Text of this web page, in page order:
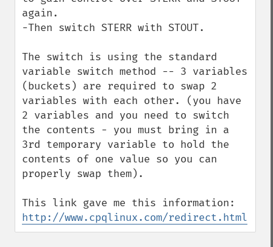
again.
-Then switch STERR with STOUT.
The switch is using the standard
variable switch method -- 3 variables
(buckets) are required to swap 2
variables with each other. (you have
2 variables and you need to switch
the contents - you must bring in a
3rd temporary variable to hold the
contents of one value so you can
properly swap them).
http://www.cpqlinux.com/redirect.html